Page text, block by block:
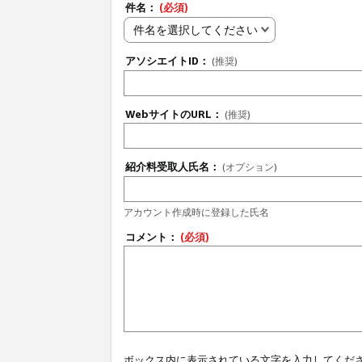
件名： (必須)
件名を選択してください
アソシエイトID： (推奨)
WebサイトのURL： (推奨)
紹介料受取人氏名： (オプション)
アカウント作成時に登録した氏名
コメント： (必須)